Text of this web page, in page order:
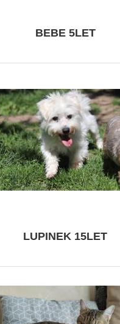
BEBE 5LET
LUPINEK 15LET